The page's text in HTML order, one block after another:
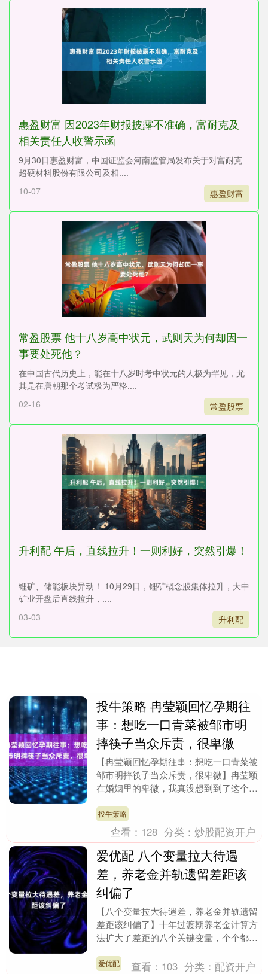
惠盈财富 因2023年财报披露不准确，富耐克及
相关责任人收警示函
9月30日惠盈财富，中国证监会河南监管局发布关于对富耐克
超硬材料股份有限公司及相....
10-07
惠盈财富
常盈股票 他十八岁高中状元，武则天为何却因一
事要处死他？
在中国古代历史上，能在十八岁时考中状元的人极为罕见，尤
其是在唐朝那个考试极为严格....
02-16
常盈股票
升利配 午后，直线拉升！一则利好，突然引爆！
锂矿、储能板块异动！ 10月29日，锂矿概念股集体拉升，大中
矿业开盘后直线拉升，....
03-03
升利配
投牛策略 冉莹颖回忆孕期往
事：想吃一口青菜被邹市明
摔筷子当众斥责，很卑微
【冉莹颖回忆孕期往事：想吃一口青菜被
邹市明摔筷子当众斥责，很卑微】冉莹颖
在婚姻里的卑微，我真没想到到了这个地
事，听得一身鸡皮....
投牛策略
查看： 128 分类：炒股配资开户
爱优配 八个变量拉大待遇
差，养老金并轨遗留差距该
纠偏了
【八个变量拉大待遇差，养老金并轨遗留
差距该纠偏了】十年过渡期养老金计算方
法扩大了差距的八个关键变量，个个都是
渡期养老金并轨改....
爱优配 查看： 103 分类： 配资开户